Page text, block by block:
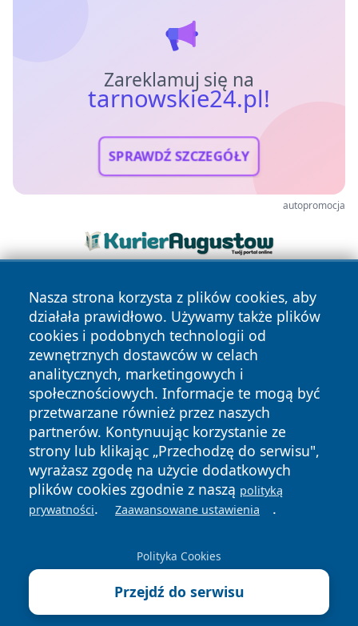
Zareklamuj się na
tarnowskie24.pl!
SPRAWDŹ SZCZEGÓŁY
autopromocja
Nasza strona korzysta z plików cookies, aby
działała prawidłowo. Używamy także plików
cookies i podobnych technologii od
zewnętrznych dostawców w celach
analitycznych, marketingowych i
społecznościowych. Informacje te mogą być
przetwarzane również przez naszych
partnerów. Kontynuując korzystanie ze
strony lub klikając „Przechodzę do serwisu",
wyrażasz zgodę na użycie dodatkowych
plików cookies zgodnie z naszą polityką
prywatności. Zaawansowane ustawienia .
Polityka Cookies
Przejdź do serwisu
Copyright © 2026 tarnowskie24.pl Wszystkie prawa
zastrzeżone.
News Autorzy
Polityka
Prywatności
Polityka
Cookies